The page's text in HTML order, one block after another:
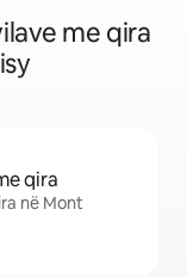
me qira
qira
në Mont